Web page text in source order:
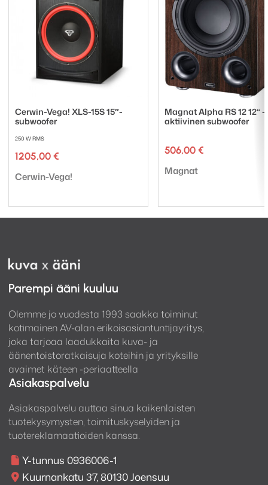
analyyttisen tarkka.
Cerwin-Vega! XLS-15S 15″-
subwoofer
250 W RMS
1205,00 €
Tuotemerkki:
Cerwin-Vega!
Magnat Alpha RS 12 12“ –
aktiivinen subwoofer
506,00 €
Tuotemerkki:
Magnat
Parempi ääni kuuluu
Olemme jo vuodesta 1993 saakka toiminut
kotimainen AV-alan erikoisasiantuntijayritys,
joka tarjoaa laadukkaita kuva- ja
äänentoistoratkaisuja koteihin ja yrityksille
avaimet käteen -periaatteella
Asiakaspalvelu
Asiakaspalvelu auttaa sinua kaikenlaisten
tuotekysymysten, toimituskyselyiden ja
tuotereklamaatioiden kanssa.
Y-tunnus 0936006-1
Kuurnankatu 37, 80130 Joensuu